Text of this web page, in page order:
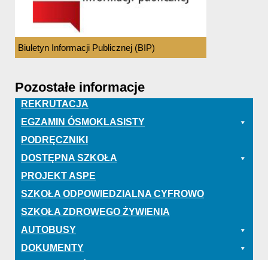
Biuletyn Informacji Publicznej (BIP)
Pozostałe informacje
REKRUTACJA
EGZAMIN ÓSMOKLASISTY
PODRĘCZNIKI
DOSTĘPNA SZKOŁA
PROJEKT ASPE
SZKOŁA ODPOWIEDZIALNA CYFROWO
SZKOŁA ZDROWEGO ŻYWIENIA
AUTOBUSY
DOKUMENTY